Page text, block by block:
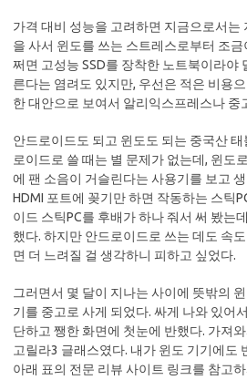
가격 대비 성능을 고려하면 지금으로서는
을 사서 윈도를 쓰는 스트레스로부터 조
쩌면 고성능 SSD를 장착한 노트북이라야
른다는 염려도 있지만, 우선은 적은 비용
한 대안으로 보여서 알리익스프레스나 중
안드로이드도 되고 윈도도 되는 중국산
로이드로 쓸 때는 별 문제가 없는데, 윈도
에 팬 소음이 거슬린다는 사용기를 보고
HDMI 포트에 꽂기만 하면 작동하는 스틱
이드 스틱PC를 후배가 하나 줘서 써 봤는
했다. 하지만 안드로이드로 쓰는 데도 속
면 더 느려질 걸 생각하니 피하고 싶었다.
그러면서 몇 달이 지나는 사이에 뜻밖의
기를 중고로 사게 되었다. 싸게 나와 있어
단하고 쨍한 화면에 첫눈에 반했다. 가져
고릴라3 글래스였다. 내가 윈도 기기에도
아래 표의 전문 리뷰 사이트 링크를 참고